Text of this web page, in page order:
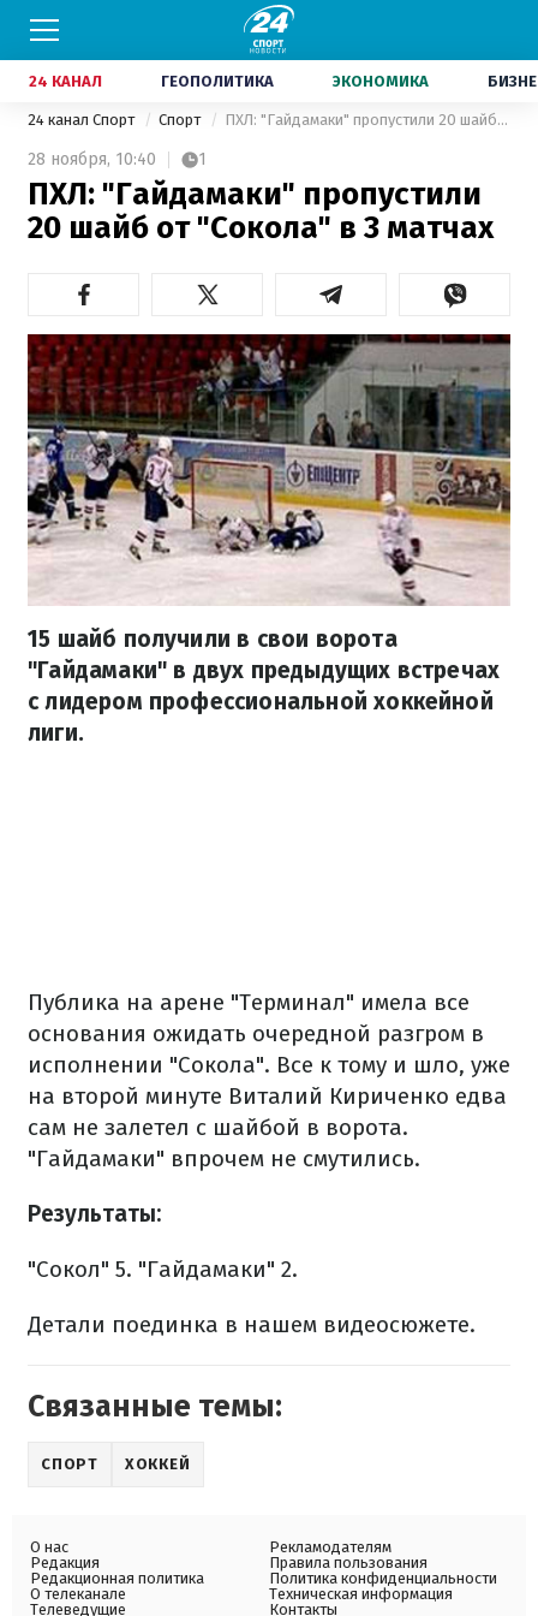
24 КАНАЛ ГЕОПОЛИТИКА ЭКОНОМИКА
24 канал Спорт Спорт ПХЛ: "Гайдамаки" пропустили 20 шайб от "Сокола" в 3 матчах
28 ноября, 10:40 1
ПХЛ: "Гайдамаки" пропустили
20 шайб от "Сокола" в 3 матчах
15 шайб получили в свои ворота
"Гайдамаки" в двух предыдущих встречах
с лидером профессиональной хоккейной
лиги.
Публика на арене "Терминал" имела все
основания ожидать очередной разгром в
исполнении "Сокола". Все к тому и шло, уже
на второй минуте Виталий Кириченко едва
сам не залетел с шайбой в ворота.
"Гайдамаки" впрочем не смутились.
Результаты:
"Сокол" 5. "Гайдамаки" 2.
Детали поединка в нашем видеосюжете.
Связанные темы:
СПОРТ ХОККЕЙ
О нас
Редакция
Редакционная политика
О телеканале
Телеведущие
Рекламодателям
Правила пользования
Политика конфиденциальности
Техническая информация
Контакты